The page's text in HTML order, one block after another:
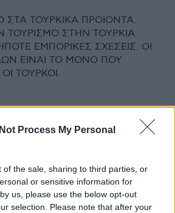
Process My Personal
of the sale, sharing to third parties, or
or sensitive information for
us, please use the below opt-out
selection. Please note that after your
ΤΟΥΡΚΙΚΑ ΠΡΟΙΟΝΤΑ.
ΤΟΥΡΙΣΜΟ ΣΤΗΝ ΤΟΥΡΚΙΑ.
ΕΜΠΟΡΙΚΕΣ ΣΧΕΣΕΙΣ. ΟΙ
ΕΙΝΑΙ ΤΟ ΜΟΝΟ ΠΟΥ
ΤΟΥΡΚΟΙ.
να κάνετε δημοσκόπηση
Αν είστε μάγκες, για
αδικαιολόγητα η κυβέρνηση
μέτρα για την προστασία της